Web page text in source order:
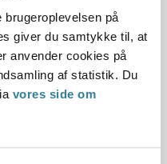
på
giver du samtykke til, at
anvender cookies på
af statistik. Du
vores side om
den 26. marts
på området.
§ 42